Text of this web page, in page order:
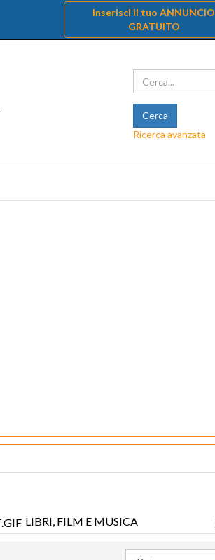
Inserisci il tuo ANNUNCIO
GRATUITO
Ricerca avanzata
LIBRI, FILM E MUSICA